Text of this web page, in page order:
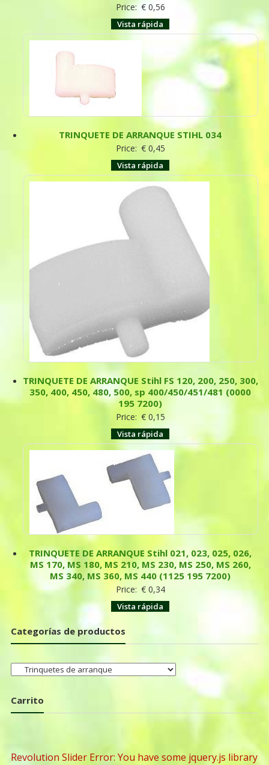
Price: €0,56
Vista rápida
TRINQUETE DE ARRANQUE STIHL 034
Price: €0,45
Vista rápida
TRINQUETE DE ARRANQUE Stihl FS 120, 200, 250, 300,
350, 400, 450, 480, 500, sp 400/450/451/481 (0000
195 7200)
Price: €0,15
Vista rápida
TRINQUETE DE ARRANQUE Stihl 021, 023, 025, 026,
MS 170, MS 180, MS 210, MS 230, MS 250, MS 260,
MS 340, MS 360, MS 440 (1125 195 7200)
Price: €0,34
Vista rápida
Categorías de productos
Carrito
Revolution Slider Error: You have some jquery.js library